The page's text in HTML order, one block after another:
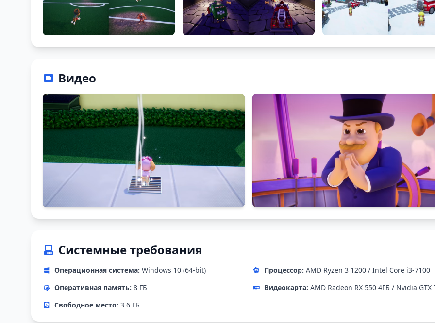
Видео
Системные требования
Операционная система: Windows 10 (64-bit) Процессор: AMD Ryzen 3 1200 / Intel Core i3-7100
Оперативная память: 8 ГБ Видеокарта: AMD Radeon RX 550 4ГБ / Nvidia GTX
Свободное место: 3.6 ГБ